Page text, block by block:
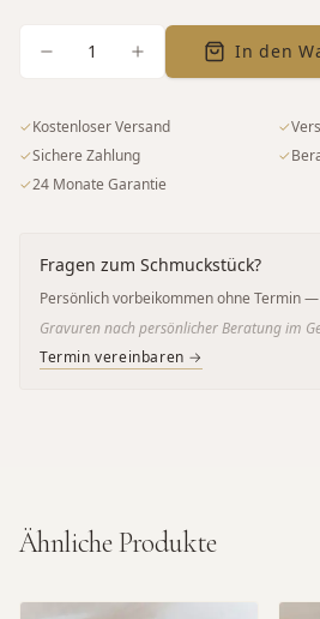
1 In den
✓Kostenloser Versand ✓
✓Sichere Zahlung ✓
✓24 Monate Garantie
Fragen zum Schmuckstück?
Persönlich vorbeikommen ohne Termin
Gravuren nach persönlicher Beratung im
Termin vereinbaren →
Ähnliche Produkte